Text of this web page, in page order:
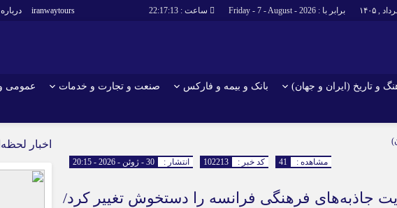
برابر با : Friday - 7 - August - 2026 ساعت : 22:17:14
iranwaytours
و تاریخ (ایران و جهان) بانک و بیمه و فارکس صنعت و تجارت و خدمات عمومی
جاذبه‌های
و هتل‌ها و
گزارش‌های خبری میراث فرهنگی
ارزدیجیتال انتشار : 30 - ژوئن - 2026 - 20:15 کد خبر : 102213 مشاهده : 41
جاذبه‌های فرهنگی فرانسه را دستخوش تغییر کرد/
اخبار